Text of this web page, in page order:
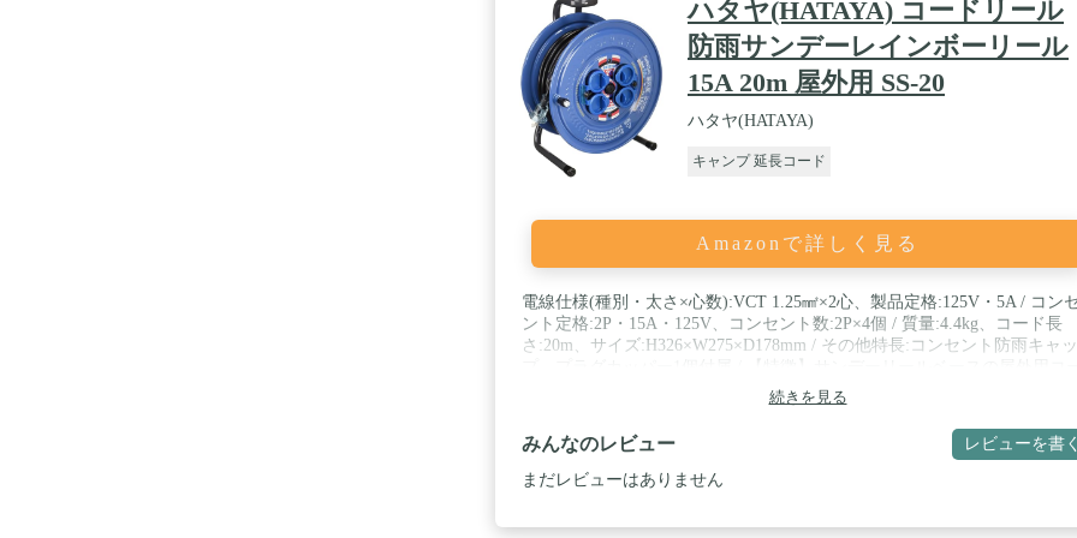
ハタヤ(HATAYA) コードリール
防雨サンデーレインボーリール
15A 20m 屋外用 SS-20
ハタヤ(HATAYA)
キャンプ 延長コード
Amazonで詳しく見る
電線仕様(種別・太さ×心数):VCT 1.25㎟×2心、製品定格:125V・5A / コン
ント定格:2P・15A・125V、コンセント数:2P×4個 / 質量:4.4kg、コード長
さ:20m、サイズ:H326×W275×D178mm / その他特長:コンセント防雨キャッ
ドリールです。便利に使える防雨型のコードリールでコンセントの防雨・
塵キャップは一体成型タイプを採用しており、開閉が簡単です。Wコンセ
トを一体モールド成型し内部配線部への水の侵入を防ぐ、防雨型四ッ口
セントです。ハタヤオリジナルの折り曲げフレームは、持ち運びやすい
ップを上部に、仰向けに置いた時に安定する凸部を背面部に一体に形成し
続きを見る
みんなのレビュー レビューを書く
まだレビューはありません